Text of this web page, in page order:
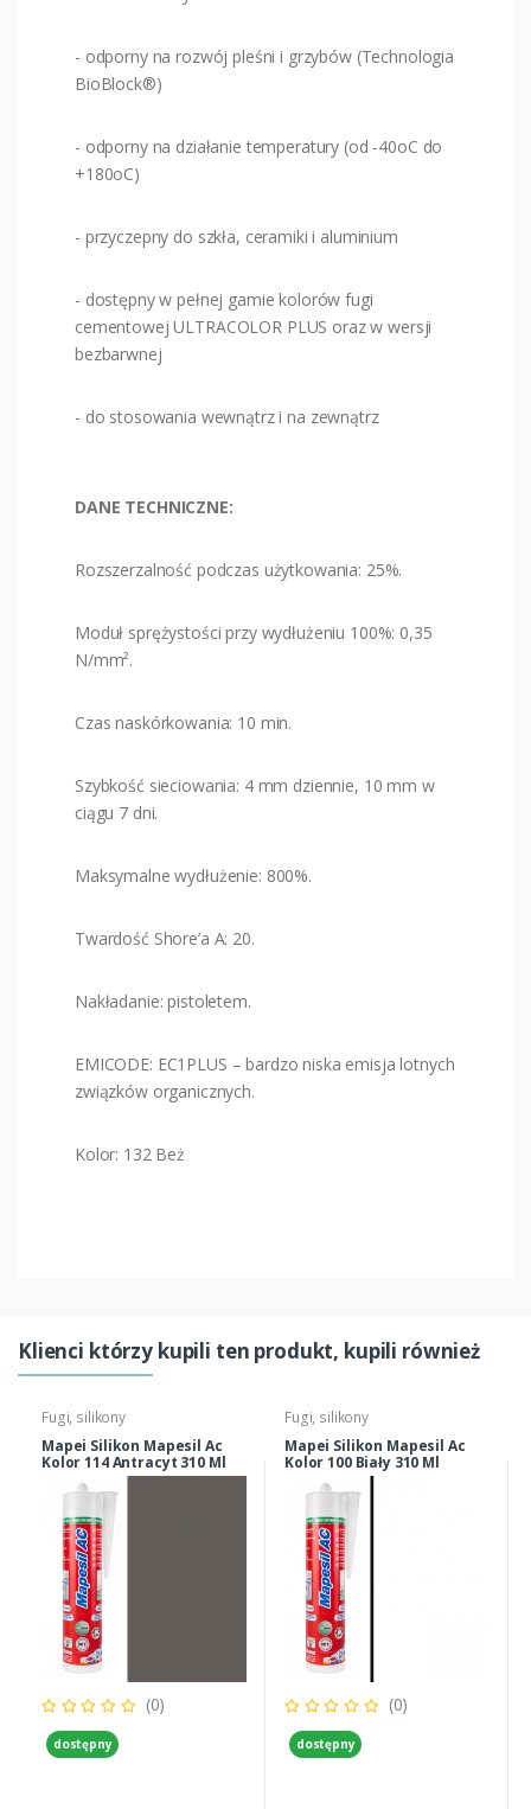
- odporny na rozwój pleśni i grzybów (Technologia
BioBlock®)
- odporny na działanie temperatury (od -40oC do
+180oC)
- przyczepny do szkła, ceramiki i aluminium
- dostępny w pełnej gamie kolorów fugi
cementowej ULTRACOLOR PLUS oraz w wersji
bezbarwnej
- do stosowania wewnątrz i na zewnątrz
DANE TECHNICZNE:
Rozszerzalność podczas użytkowania: 25%.
Moduł sprężystości przy wydłużeniu 100%: 0,35
N/mm².
Czas naskórkowania: 10 min.
Szybkość sieciowania: 4 mm dziennie, 10 mm w
ciągu 7 dni.
Maksymalne wydłużenie: 800%.
Twardość Shore’a A: 20.
Nakładanie: pistoletem.
EMICODE: EC1PLUS – bardzo niska emisja lotnych
związków organicznych.
Kolor: 132 Beż
Klienci którzy kupili ten produkt, kupili również
Fugi, silikony
Mapei Silikon Mapesil Ac
Kolor 114 Antracyt 310 Ml
(0)
dostępny
Fugi, silikony
Mapei Silikon Mapesil Ac
Kolor 100 Biały 310 Ml
(0)
dostępny